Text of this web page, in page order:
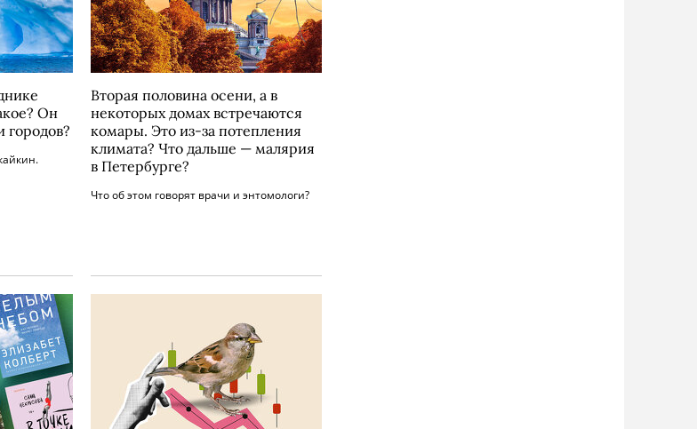
Он
городов?
Вторая половина осени, а в
некоторых домах встречаются
комары. Это из-за потепления
климата? Что дальше — малярия
в Петербурге?
Что об этом говорят врачи и энтомологи?